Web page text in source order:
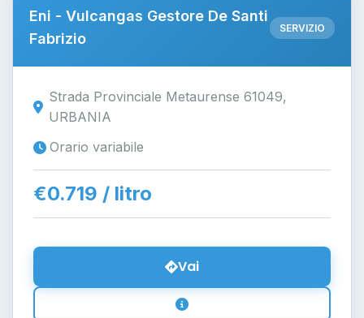
Eni - Vulcangas Gestore De Santi
Fabrizio
SERVIZIO
Strada Provinciale Metaurense 61049,
URBANIA
Orario variabile
€0.719 / litro
Vai